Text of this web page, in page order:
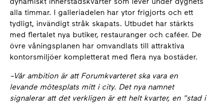
alla timmar. I galleriadelen har ytor frigjorts och ett
tydligt, invändigt stråk skapats. Utbudet har stärkts
med flertalet nya butiker, restauranger och caféer. De
övre våningsplanen har omvandlats till attraktiva
kontorsmiljöer kompletterat med flera nya bostäder.
–Vår ambition är att Forumkvarteret ska vara en
levande mötesplats mitt i city. Det nya namnet
signalerar att det verkligen är ett helt kvarter, en "stad i